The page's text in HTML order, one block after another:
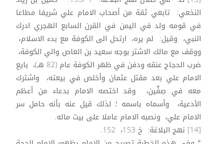
النخعي: تابعي ثقة من أصحاب الامام علي شريفا مطاعا
في قومه ولد في اليمن في القرن السابع الهجري ادرك
النبي، وقيل: لم يره، ارتحل الى الكوفة مع بدء الاسلام،
ووقف مع مالك الاشتر بوجه سعيد بن العاص والي الكوفة،
ضرب الحجاج عنقه ودفن في ظهر الكوفة عام (82 هـ)، بايع
الامام علي بعد مقتل عثمان وأخلص في بيعته، واشترك
معه في صِفِّين، وقد اختصه الامام بدعاء من أعظم
الأدعية، وأسماه باسمه ؛ لذلك قيل عنه بأنه حامل سر
الامام علي، ونصبه الامام عاملا على بيت ماله.
[14] نهج البلاغة: خ 153، 152.